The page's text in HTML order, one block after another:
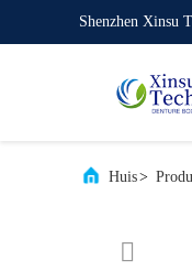
Shenzhen Xinsu
Huis>